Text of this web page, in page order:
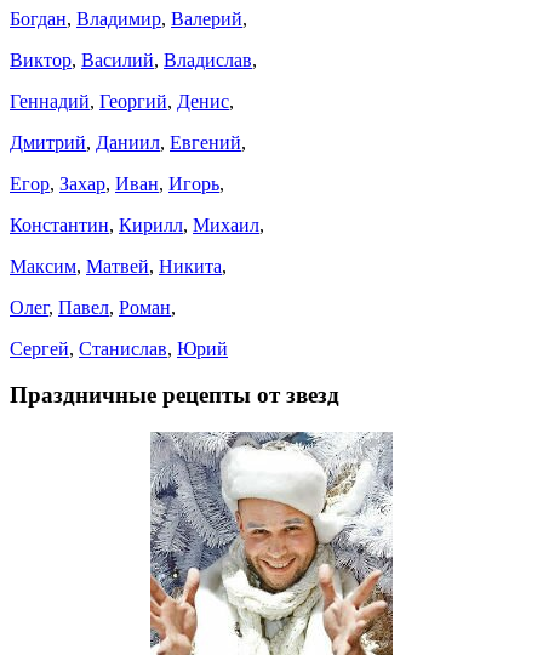
Богдан, Владимир, Валерий,
Виктор, Василий, Владислав,
Геннадий, Георгий, Денис,
Дмитрий, Даниил, Евгений,
Егор, Захар, Иван, Игорь,
Константин, Кирилл, Михаил,
Максим, Матвей, Никита,
Олег, Павел, Роман,
Сергей, Станислав, Юрий
Праздничные рецепты от звезд